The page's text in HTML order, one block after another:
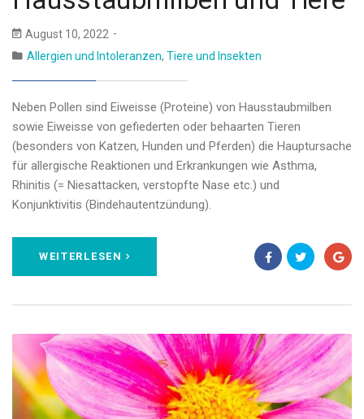
August 10, 2022
Allergien und Intoleranzen, Tiere und Insekten
Neben Pollen sind Eiweisse (Proteine) von Hausstaubmilben
sowie Eiweisse von gefiederten oder behaarten Tieren
(besonders von Katzen, Hunden und Pferden) die Hauptursache
für allergische Reaktionen und Erkrankungen wie Asthma,
Rhinitis (= Niesattacken, verstopfte Nase etc.) und
Konjunktivitis (Bindehautentzündung).
WEITERLESEN